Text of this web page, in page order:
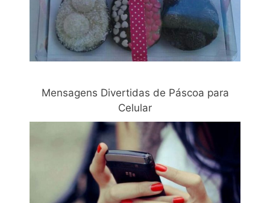
Mensagens Divertidas de Páscoa para
Celular